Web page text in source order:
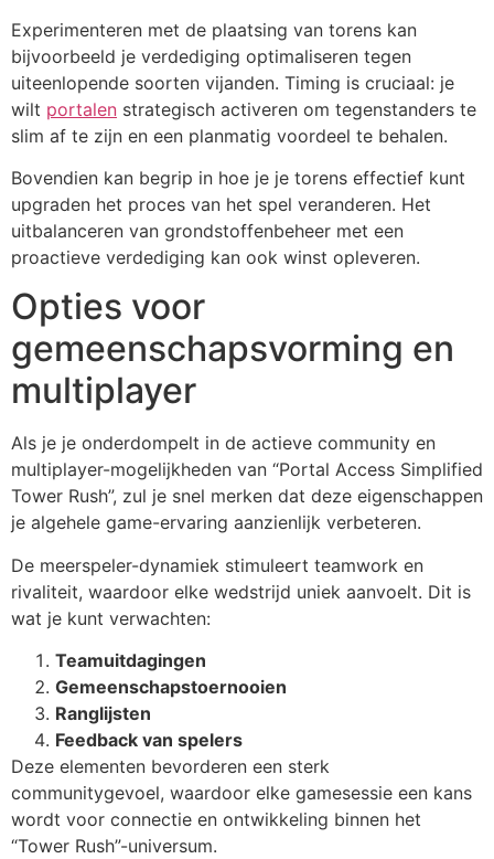
Experimenteren met de plaatsing van torens kan
bijvoorbeeld je verdediging optimaliseren tegen
uiteenlopende soorten vijanden. Timing is cruciaal: je
wilt portalen strategisch activeren om tegenstanders te
slim af te zijn en een planmatig voordeel te behalen.
Bovendien kan begrip in hoe je je torens effectief kunt
upgraden het proces van het spel veranderen. Het
uitbalanceren van grondstoffenbeheer met een
proactieve verdediging kan ook winst opleveren.
Opties voor
gemeenschapsvorming en
multiplayer
Als je je onderdompelt in de actieve community en
multiplayer-mogelijkheden van “Portal Access Simplified
Tower Rush”, zul je snel merken dat deze eigenschappen
je algehele game-ervaring aanzienlijk verbeteren.
De meerspeler-dynamiek stimuleert teamwork en
rivaliteit, waardoor elke wedstrijd uniek aanvoelt. Dit is
wat je kunt verwachten:
Teamuitdagingen
Gemeenschapstoernooien
Ranglijsten
Feedback van spelers
Deze elementen bevorderen een sterk
communitygevoel, waardoor elke gamesessie een kans
wordt voor connectie en ontwikkeling binnen het
“Tower Rush”-universum.